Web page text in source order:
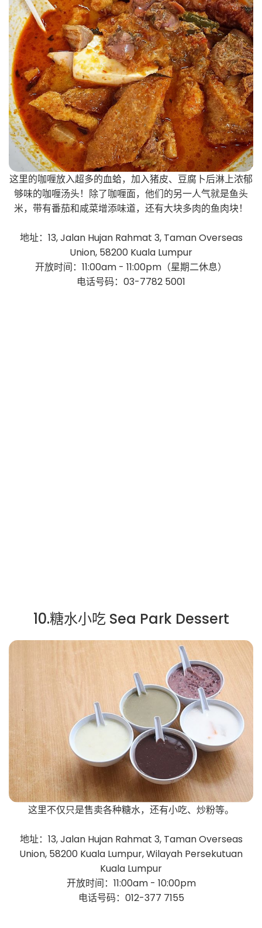
这里的咖喱放入超多的血蛤，加入猪皮、豆腐卜后淋上浓郁
够味的咖喱汤头！除了咖喱面，他们的另一人气就是鱼头
米，带有番茄和咸菜增添味道，还有大块多肉的鱼肉块！
地址：13, Jalan Hujan Rahmat 3, Taman Overseas
Union, 58200 Kuala Lumpur
开放时间：11:00am - 11:00pm（星期二休息）
电话号码：03-7782 5001
10.糖水小吃 Sea Park Dessert
这里不仅只是售卖各种糖水，还有小吃、炒粉等。
地址：13, Jalan Hujan Rahmat 3, Taman Overseas
Union, 58200 Kuala Lumpur, Wilayah Persekutuan
Kuala Lumpur
开放时间：11:00am - 10:00pm
电话号码：012-377 7155